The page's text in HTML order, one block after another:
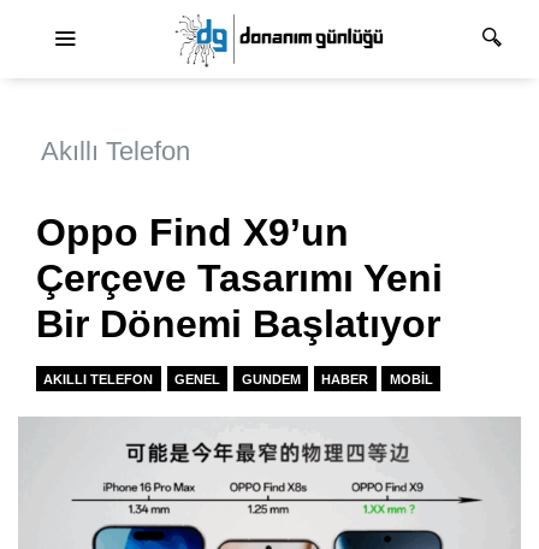
Akıllı Telefon
Oppo Find X9’un
Çerçeve Tasarımı Yeni
Bir Dönemi Başlatıyor
AKILLI TELEFON GENEL GUNDEM HABER MOBIL